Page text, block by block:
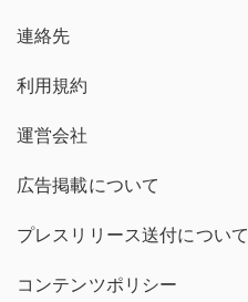
連絡先
利用規約
運営会社
広告掲載について
プレスリリース送付について
コンテンツポリシー